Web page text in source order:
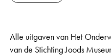
Alle uitgaven van Het
van de Stichting Joods